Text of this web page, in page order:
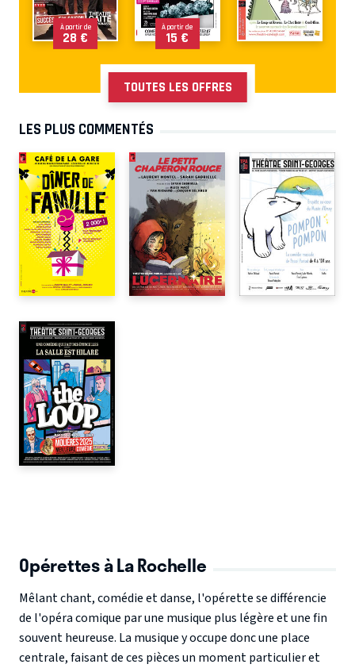
À partir de
28 €
À partir de
15 €
TOUTES LES OFFRES
LES PLUS COMMENTÉS
Opérettes à La Rochelle
Mêlant chant, comédie et danse, l'opérette se différencie
de l'opéra comique par une musique plus légère et une fin
souvent heureuse. La musique y occupe donc une place
centrale, faisant de ces pièces un moment particulier et